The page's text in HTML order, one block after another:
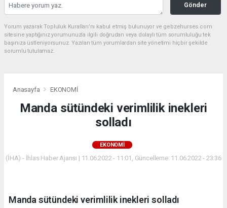
Gönder
Yorum yazarak Topluluk Kuralları’nı kabul etmiş bulunuyor ve gebzehurses.com
sitesine yaptığınız yorumunuzla ilgili doğrudan veya dolaylı tüm sorumluluğu tek
başınıza üstleniyorsunuz. Yazılan tüm yorumlardan site yönetimi hiçbir şekilde
sorumlu tutulamaz.
Anasayfa EKONOMİ
Manda sütündeki verimlilik inekleri
solladı
EKONOMİ
(İHA) - İhlas Haber Ajansı | 11.06.2022 - 11:01, Güncelleme: 11.06.2022 - 23:36
Manda sütündeki verimlilik inekleri solladı